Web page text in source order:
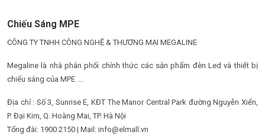
Chiếu Sáng MPE
CÔNG TY TNHH CÔNG NGHỆ & THƯƠNG MẠI MEGALINE
Megaline là nhà phân phối chính thức các sản phẩm đèn Led và thiết bị
chiếu sáng của MPE ....
Địa chỉ : Số 3, Sunrise E, KĐT The Manor Central Park đường Nguyễn Xiển,
P. Đại Kim, Q. Hoàng Mai, TP. Hà Nội
Tổng đài: 1900 2150 | Mail: info@elmall.vn